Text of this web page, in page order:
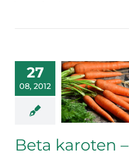
27
08, 2012
Beta karoten –